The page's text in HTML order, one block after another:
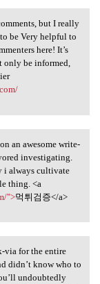
the
but I really
be Very helpful to
here! It’s
only be informed,
an awesome write-
investigating.
i always cultivate
thing. <a
">먹튀검증</a>
via for the entire
didn’t know who to
undoubtedly